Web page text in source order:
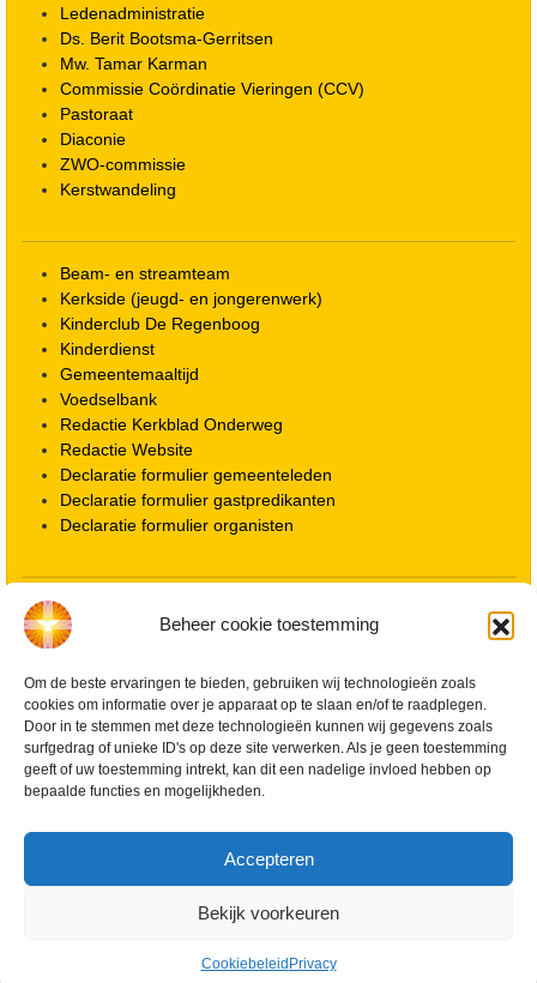
Beheer cookie toestemming
Om de beste ervaringen te bieden, gebruiken wij technologieën zoals
cookies om informatie over je apparaat op te slaan en/of te raadplegen.
Door in te stemmen met deze technologieën kunnen wij gegevens zoals
surfgedrag of unieke ID's op deze site verwerken. Als je geen toestemming
geeft of uw toestemming intrekt, kan dit een nadelige invloed hebben op
bepaalde functies en mogelijkheden.
Accepteren
Bekijk voorkeuren
Cookiebeleid Privacy
Ledenadministratie
Ds. Berit Bootsma-Gerritsen
Mw. Tamar Karman
Commissie Coördinatie Vieringen (CCV)
Pastoraat
Diaconie
ZWO-commissie
Kerstwandeling
Beam- en streamteam
Kerkside (jeugd- en jongerenwerk)
Kinderclub De Regenboog
Kinderdienst
Gemeentemaaltijd
Voedselbank
Redactie Kerkblad Onderweg
Redactie Website
Declaratie formulier gemeenteleden
Declaratie formulier gastpredikanten
Declaratie formulier organisten
Locatie kerk
ANBI informatie PGWD
Vrienden van de Grote Kerk
Info Kerkelijke gebouwen / koster
Redactiestatuut voor kerkblad en website
Beleid Veilige Kerk en gedragscode
Privacy
Cookiebeleid (EU)